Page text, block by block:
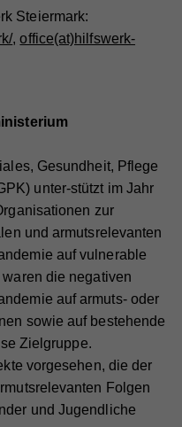
Steiermark:
,office(at)hilfswerk-
Gesundheit, Pflege
unter-stützt im Jahr
zur
und armutsrelevanten
auf vulnerable
die negativen
auf armuts- oder
sowie auf bestehende
Zielgruppe.
vorgesehen, die der
Folgen
und Jugendliche
ID, die verwendet wird,
wie der Besucher die
von Website Besuchern